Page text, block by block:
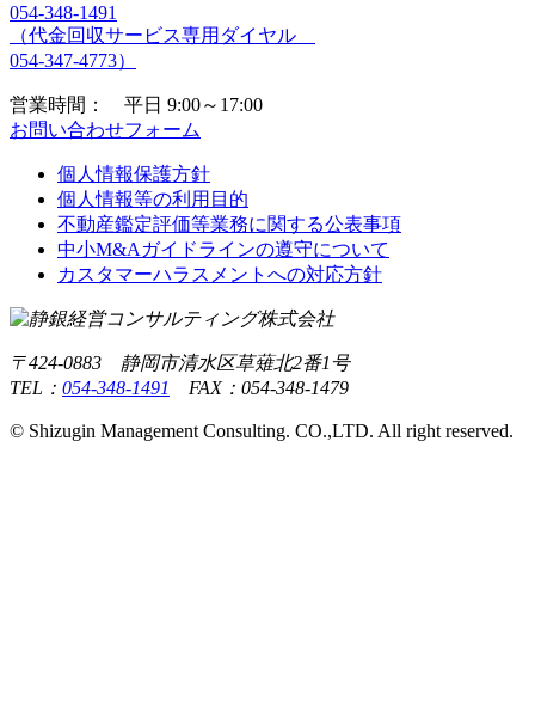
054-348-1491
（代金回収サービス専用ダイヤル
054-347-4773）
営業時間： 平日 9:00～17:00
お問い合わせフォーム
個人情報保護方針
個人情報等の利用目的
不動産鑑定評価等業務に関する公表事項
中小M&Aガイドラインの遵守について
カスタマーハラスメントへの対応方針
〒424-0883 静岡市清水区草薙北2番1号
TEL： 054-348-1491 FAX：054-348-1479
© Shizugin Management Consulting. CO.,LTD. All right reserved.